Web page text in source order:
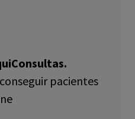
pacientes